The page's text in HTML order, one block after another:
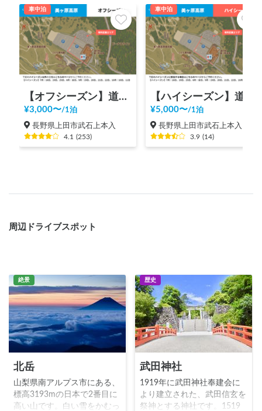
車中泊
【オフシーズン】道の駅 美ヶ原高原
¥3,000〜/1泊
長野県上田市武石上本入
4.1 (253)
車中泊
¥5,000〜/1泊
長野県上田市武石上本入
3.9 (14)
周辺ドライブスポット
絶景
北岳
山梨県南アルプス市にある、
標高3193mの日本で2番目に
高い山です。白い雪をかむっ
歴史
武田神社
1919年に武田神社奉建会に
より建立された、武田信玄を
祭神とする神社です。1519